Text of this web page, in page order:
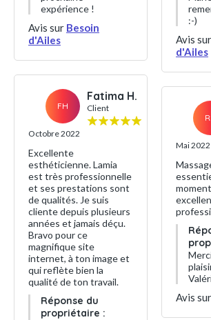
expérience !
Avis sur Besoin
d'Ailes
FH
Fatima H.
Client
Octobre 2022
Excellente
esthéticienne. Lamia
est très professionnelle
et ses prestations sont
de qualités. Je suis
cliente depuis plusieurs
années et jamais déçu.
Bravo pour ce
magnifique site
internet, à ton image et
qui reflète bien la
qualité de ton travail.
Réponse du
propriétaire :
:-)
Avis sur
d'Ailes
Mai 2022
Avis sur